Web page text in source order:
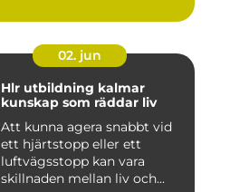
02. jun
Hlr utbildning kalmar
kunskap som räddar liv
Att kunna agera snabbt vid
ett hjärtstopp eller ett
luftvägsstopp kan vara
skillnaden mellan liv och...